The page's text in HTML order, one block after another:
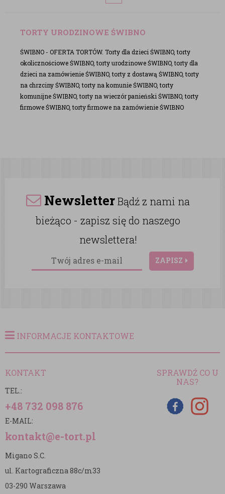
TORTY URODZINOWE ŚWIBNO
ŚWIBNO - OFERTA TORTÓW. Torty dla dzieci ŚWIBNO, torty
okolicznościowe ŚWIBNO, torty urodzinowe ŚWIBNO, torty dla
dzieci na zamówienie ŚWIBNO, torty z dostawą ŚWIBNO, torty
na chrzciny ŚWIBNO, torty na komunie ŚWIBNO, torty
komunijne ŚWIBNO, torty na wieczór panieński ŚWIBNO, torty
firmowe ŚWIBNO, torty firmowe na zamówienie ŚWIBNO
NewsletterBądź z nami na
bieżąco - zapisz się do naszego
newslettera!
ZAPISZ
INFORMACJE KONTAKTOWE
KONTAKT
TEL.:
+48 732 098 876
E-MAIL:
kontakt@e-tort.pl
Migano S.C.
ul. Kartograficzna 88c/m33
03-290 Warszawa
SPRAWDŹ CO U
NAS?